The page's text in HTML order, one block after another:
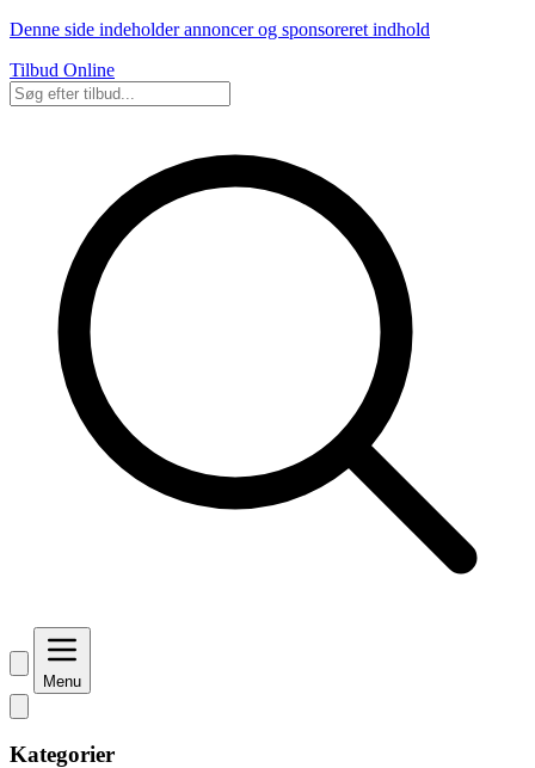
Denne side indeholder annoncer og sponsoreret indhold
Tilbud Online
Menu
Kategorier